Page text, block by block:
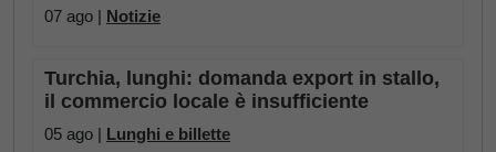
07 ago | Notizie
Turchia, lunghi: domanda export in stallo,
il commercio locale è insufficiente
05 ago | Lunghi e billette